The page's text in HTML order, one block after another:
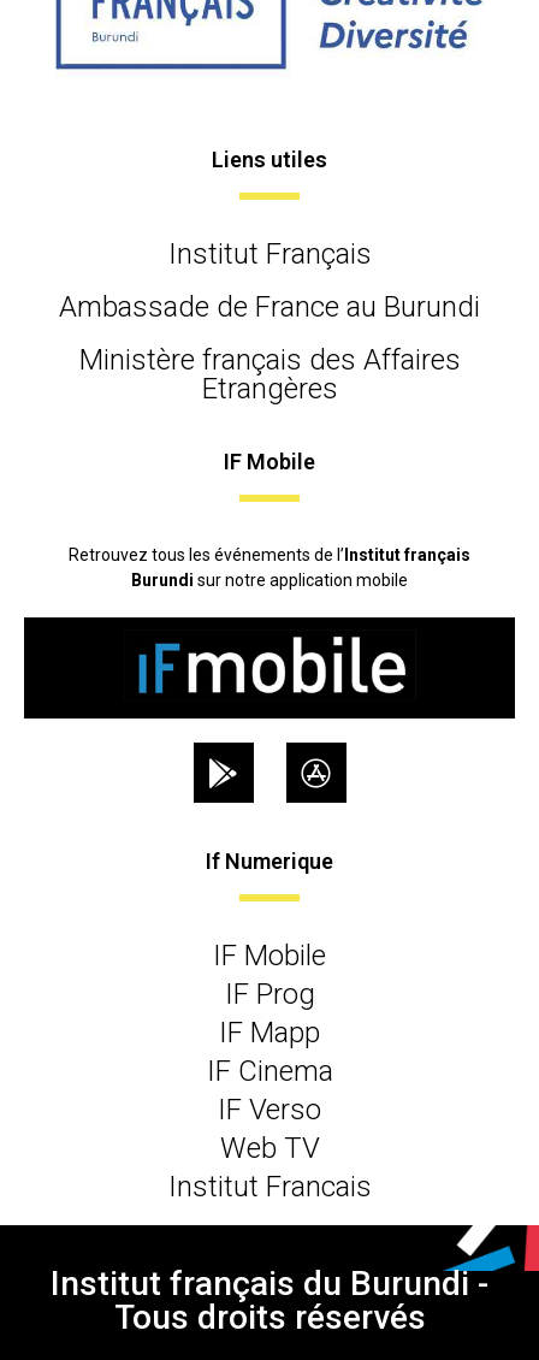
Liens utiles
Institut Français
Ambassade de France au Burundi
Ministère français des Affaires
Etrangères
IF Mobile
Retrouvez tous les événements de l’ Institut français
Burundi sur notre application mobile
If Numerique
IF Mobile
IF Prog
IF Mapp
IF Cinema
IF Verso
Web TV
Institut Francais
Institut français du Burundi -
Tous droits réservés